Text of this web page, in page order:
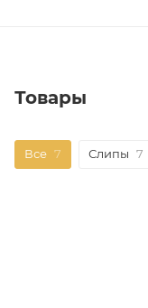
Товары
Все 7 Слипы 7